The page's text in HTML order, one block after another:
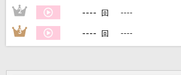
2 ---- 回 ----
3 ---- 回 ----